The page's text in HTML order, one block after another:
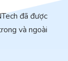
đã được
và ngoài